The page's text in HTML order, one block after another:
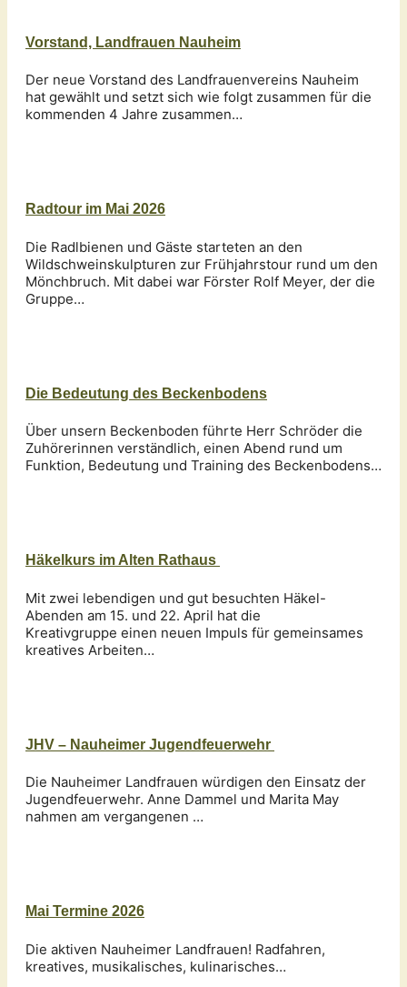
Vorstand, Landfrauen Nauheim
Der neue Vorstand des Landfrauenvereins Nauheim
hat gewählt und setzt sich wie folgt zusammen für die
kommenden 4 Jahre zusammen…
Radtour im Mai 2026
Die Radlbienen und Gäste starteten an den
Wildschweinskulpturen zur Frühjahrstour rund um den
Mönchbruch. Mit dabei war Förster Rolf Meyer, der die
Gruppe…
Die Bedeutung des Beckenbodens
Über unsern Beckenboden führte Herr Schröder die
Zuhörerinnen verständlich, einen Abend rund um
Funktion, Bedeutung und Training des Beckenbodens…
Häkelkurs im Alten Rathaus
Mit zwei lebendigen und gut besuchten Häkel-
Abenden am 15. und 22. April hat die
Kreativgruppe einen neuen Impuls für gemeinsames
kreatives Arbeiten…
JHV – Nauheimer Jugendfeuerwehr
Die Nauheimer Landfrauen würdigen den Einsatz der
Jugendfeuerwehr. Anne Dammel und Marita May
nahmen am vergangenen …
Mai Termine 2026
Die aktiven Nauheimer Landfrauen! Radfahren,
kreatives, musikalisches, kulinarisches…